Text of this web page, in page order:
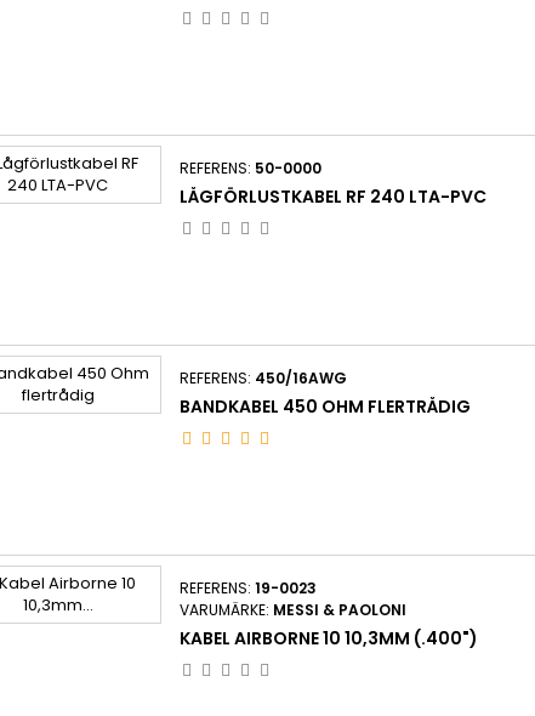
REFERENS: 50-0000
LÅGFÖRLUSTKABEL RF 240 LTA-PVC
REFERENS: 450/16AWG
BANDKABEL 450 OHM FLERTRÅDIG
REFERENS: 19-0023
VARUMÄRKE: MESSI & PAOLONI
KABEL AIRBORNE 10 10,3MM (.400")